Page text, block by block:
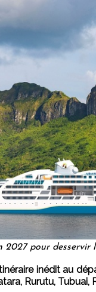
pour desservir
inédit au
Rurutu, Tubuai,